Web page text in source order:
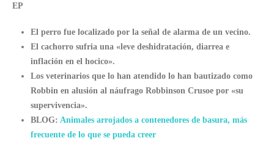
EP
El perro fue localizado por la señal de alarma de un vecino.
El cachorro sufria una «leve deshidratación, diarrea e
inflación en el hocico».
Los veterinarios que lo han atendido lo han bautizado como
Robbin en alusión al náufrago Robbinson Crusoe por «su
supervivencia».
BLOG: Animales arrojados a contenedores de basura, más
frecuente de lo que se pueda creer